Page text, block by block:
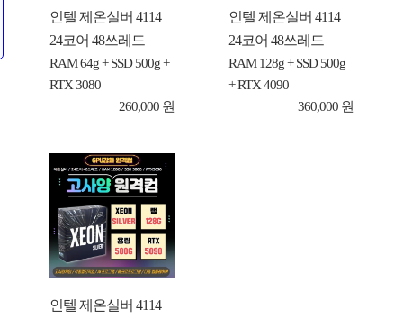
인텔 제온실버 4114
24코어 48쓰레드
RAM 64g + SSD 500g +
RTX 3080
260,000 원
인텔 제온실버 4114
24코어 48쓰레드
RAM 128g + SSD 500g
+ RTX 4090
360,000 원
인텔 제온실버 4114